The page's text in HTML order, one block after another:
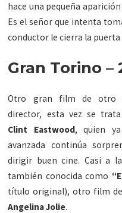
hace una pequeña
Es el señor que intenta
conductor le cierra la puerta
Gran Torino –
Otro gran film de otro
director, esta vez se
Clint Eastwood, quien
avanzada continúa
dirigir buen cine. Casi a
también conocida como
título original), otro film
Angelina Jolie.